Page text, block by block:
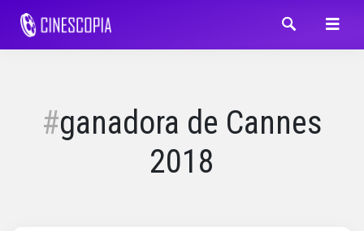
ganadora de Cannes
2018